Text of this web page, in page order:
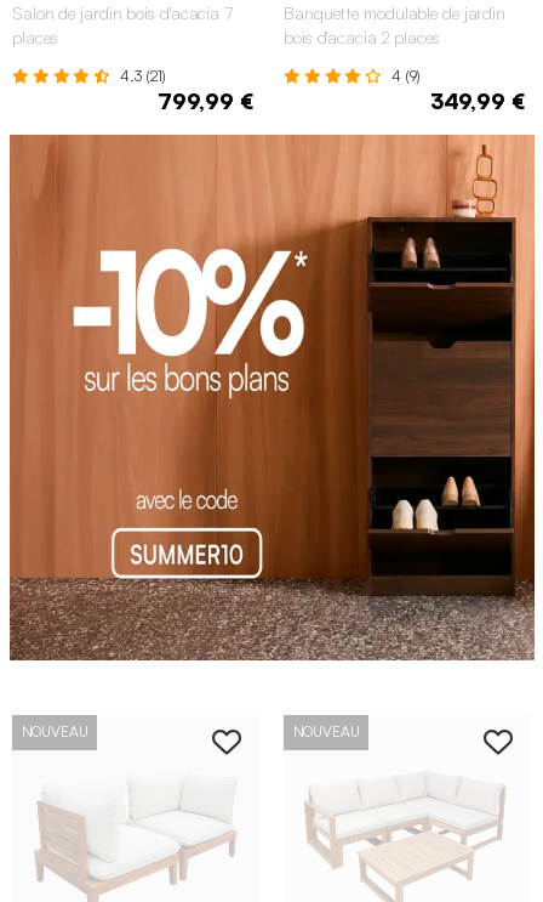
Salon de jardin bois d'acacia 7
places
4.3 (21)
799,99 €
Banquette modulable de jardin
bois d'acacia 2 places
4 (9)
349,99 €
NOUVEAU NOUVEAU